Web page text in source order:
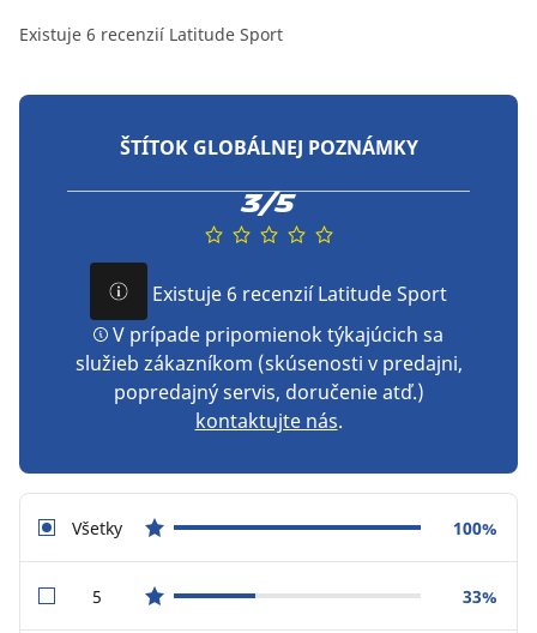
Existuje 6 recenzií Latitude Sport
ŠTÍTOK GLOBÁLNEJ POZNÁMKY
3/5
Existuje 6 recenzií Latitude Sport
V prípade pripomienok týkajúcich sa
služieb zákazníkom (skúsenosti v predajni,
popredajný servis, doručenie atď.)
kontaktujte nás.
Všetkystar reviews 100%
5star reviews 33%